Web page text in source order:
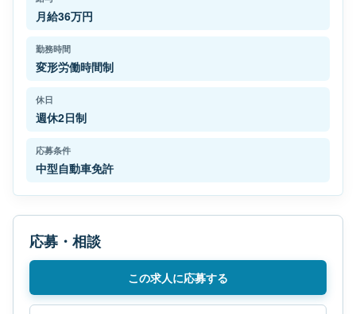
月給36万円
勤務時間
変形労働時間制
休日
週休2日制
応募条件
中型自動車免許
応募・相談
この求人に応募する